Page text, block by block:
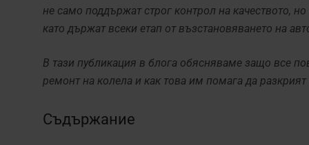
не само поддържат строг контрол на качеството,
като държат всеки етап от възстановяването на
В тази публикация в блога обясняваме защо все
ремонт на колела и как това им помага да
Съдържание